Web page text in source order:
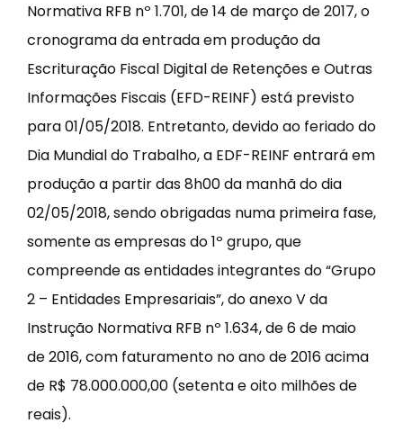
Normativa RFB nº 1.701, de 14 de março de 2017, o
cronograma da entrada em produção da
Escrituração Fiscal Digital de Retenções e Outras
Informações Fiscais (EFD-REINF) está previsto
para 01/05/2018. Entretanto, devido ao feriado do
Dia Mundial do Trabalho, a EDF-REINF entrará em
produção a partir das 8h00 da manhã do dia
02/05/2018, sendo obrigadas numa primeira fase,
somente as empresas do 1º grupo, que
compreende as entidades integrantes do “Grupo
2 – Entidades Empresariais”, do anexo V da
Instrução Normativa RFB nº 1.634, de 6 de maio
de 2016, com faturamento no ano de 2016 acima
de R$ 78.000.000,00 (setenta e oito milhões de
reais).